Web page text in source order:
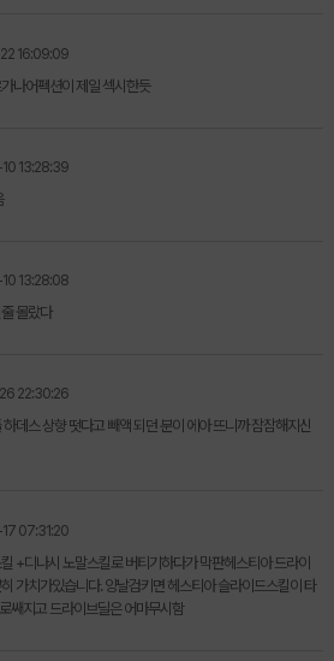
16:09:09
나어펙션이 제일 섹시한듯
13:28:39
13:28:08
몰랐다
22:30:26
데스 상향 떳다고 빼액 되던 분이 에아 뜨니까 잠잠해지신
07:31:20
+디나시 노말스킬로 버티기하다가 막판헤스티아 드라이
가치가있습니다. 양날검키면 헤스티아 슬라이드스킬이 타
쌔지고 드라이브딜은 어마무시함